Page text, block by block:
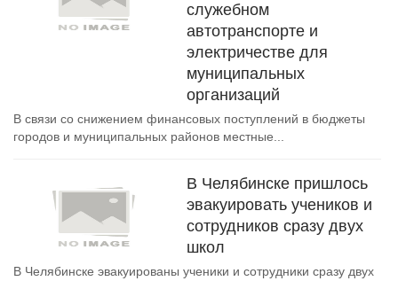
служебном
автотранспорте и
электричестве для
муниципальных
организаций
В связи со снижением финансовых поступлений в бюджеты
городов и муниципальных районов местные...
В Челябинске пришлось
эвакуировать учеников и
сотрудников сразу двух
школ
В Челябинске эвакуированы ученики и сотрудники сразу двух